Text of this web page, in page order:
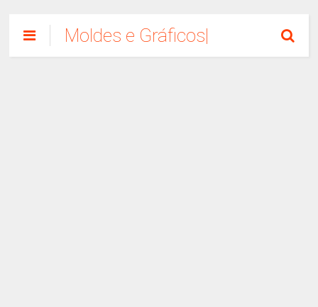
Moldes e Gráficos|
Como Fazer